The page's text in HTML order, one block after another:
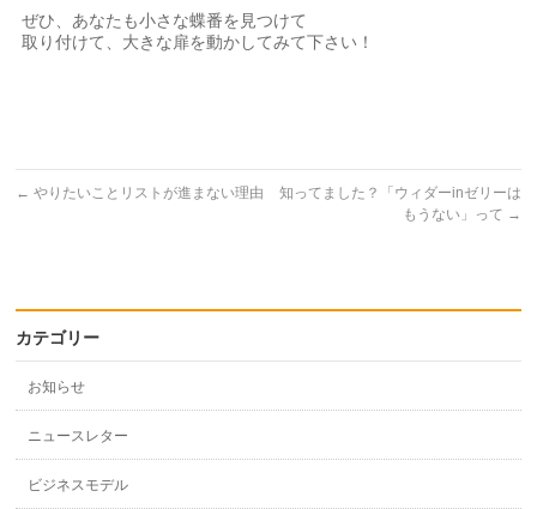
ぜひ、あなたも小さな蝶番を見つけて
取り付けて、大きな扉を動かしてみて下さい！
← やりたいことリストが進まない理由
知ってました？「ウィダーinゼリーは
もうない」って →
カテゴリー
お知らせ
ニュースレター
ビジネスモデル